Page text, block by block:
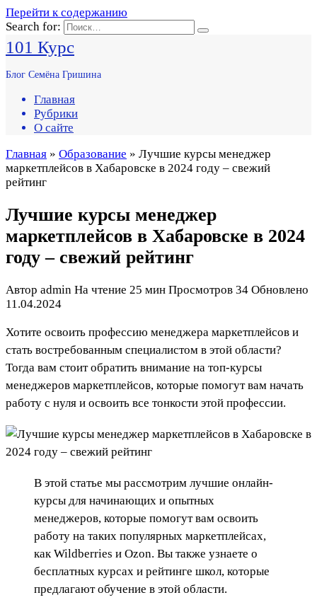
Перейти к содержанию
Search for:
101 Курс
Блог Семёна Гришина
Главная
Рубрики
О сайте
Главная » Образование » Лучшие курсы менеджер
маркетплейсов в Хабаровске в 2024 году – свежий
рейтинг
Лучшие курсы менеджер
маркетплейсов в Хабаровске в 2024
году – свежий рейтинг
Автор admin На чтение 25 мин Просмотров 34 Обновлено
11.04.2024
Хотите освоить профессию менеджера маркетплейсов и
стать востребованным специалистом в этой области?
Тогда вам стоит обратить внимание на топ-курсы
менеджеров маркетплейсов, которые помогут вам начать
работу с нуля и освоить все тонкости этой профессии.
В этой статье мы рассмотрим лучшие онлайн-
курсы для начинающих и опытных
менеджеров, которые помогут вам освоить
работу на таких популярных маркетплейсах,
как Wildberries и Ozon. Вы также узнаете о
бесплатных курсах и рейтинге школ, которые
предлагают обучение в этой области.